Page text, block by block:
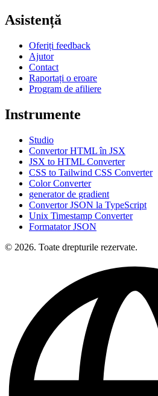
Asistență
Oferiți feedback
Ajutor
Contact
Raportați o eroare
Program de afiliere
Instrumente
Studio
Convertor HTML în JSX
JSX to HTML Converter
CSS to Tailwind CSS Converter
Color Converter
generator de gradient
Convertor JSON la TypeScript
Unix Timestamp Converter
Formatator JSON
© 2026. Toate drepturile rezervate.